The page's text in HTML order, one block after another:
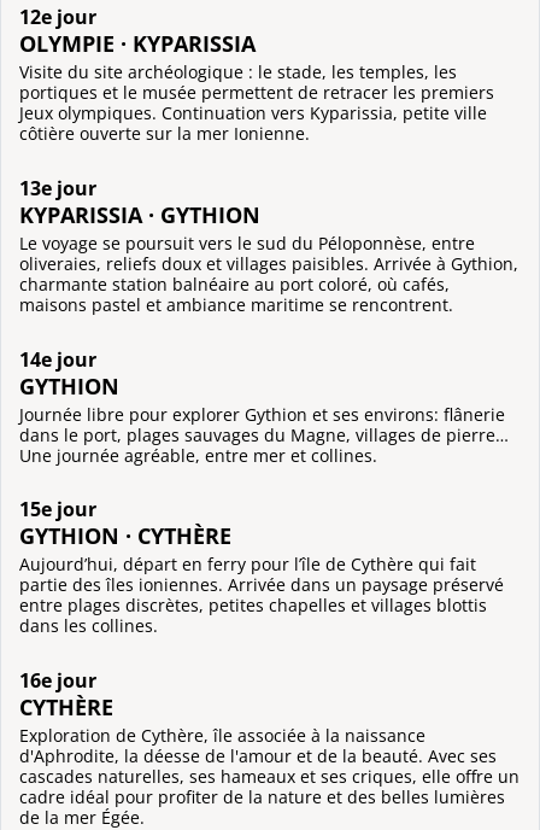
12e jour
OLYMPIE · KYPARISSIA
Visite du site archéologique : le stade, les temples, les
portiques et le musée permettent de retracer les premiers
Jeux olympiques. Continuation vers Kyparissia, petite ville
côtière ouverte sur la mer Ionienne.
13e jour
KYPARISSIA · GYTHION
Le voyage se poursuit vers le sud du Péloponnèse, entre
oliveraies, reliefs doux et villages paisibles. Arrivée à Gythion,
charmante station balnéaire au port coloré, où cafés,
maisons pastel et ambiance maritime se rencontrent.
14e jour
GYTHION
Journée libre pour explorer Gythion et ses environs: flânerie
dans le port, plages sauvages du Magne, villages de pierre…
Une journée agréable, entre mer et collines.
15e jour
GYTHION · CYTHÈRE
Aujourd’hui, départ en ferry pour l’île de Cythère qui fait
partie des îles ioniennes. Arrivée dans un paysage préservé
entre plages discrètes, petites chapelles et villages blottis
dans les collines.
16e jour
CYTHÈRE
Exploration de Cythère, île associée à la naissance
d'Aphrodite, la déesse de l'amour et de la beauté. Avec ses
cascades naturelles, ses hameaux et ses criques, elle offre un
cadre idéal pour profiter de la nature et des belles lumières
de la mer Égée.